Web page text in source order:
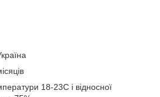
18-23С і відносної